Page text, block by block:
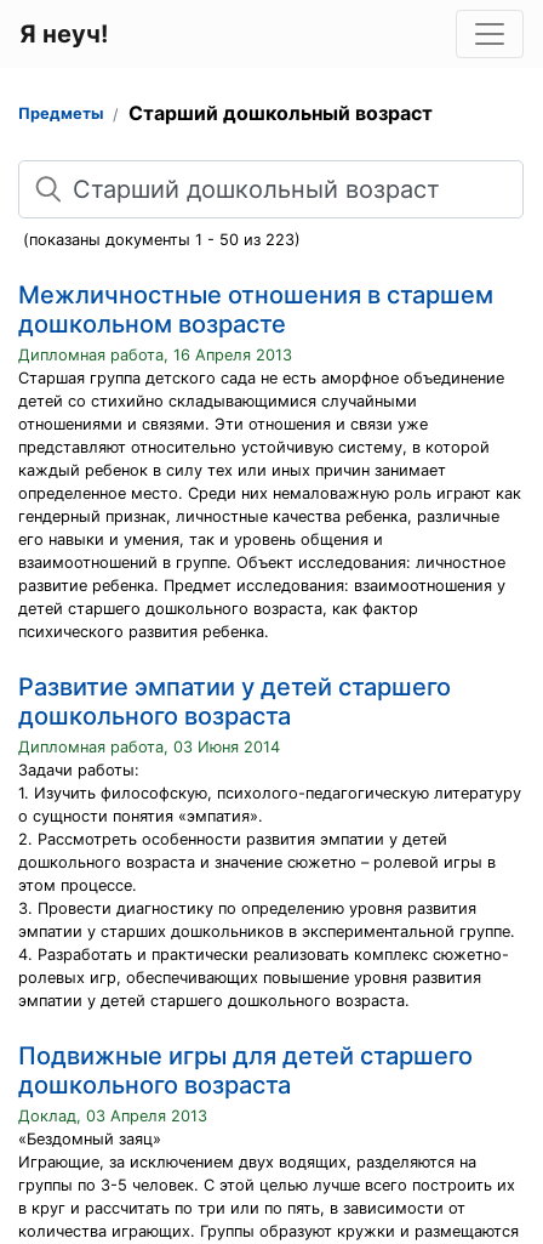
Я неуч!
Предметы Старший дошкольный возраст
Поиск
(показаны документы 1 - 50 из 223)
Межличностные отношения в старшем
дошкольном возрасте
Дипломная работа, 16 Апреля 2013
Старшая группа детского сада не есть аморфное объединение
детей со стихийно складывающимися случайными
отношениями и связями. Эти отношения и связи уже
представляют относительно устойчивую систему, в которой
каждый ребенок в силу тех или иных причин занимает
определенное место. Среди них немаловажную роль играют как
гендерный признак, личностные качества ребенка, различные
его навыки и умения, так и уровень общения и
взаимоотношений в группе. Объект исследования: личностное
развитие ребенка. Предмет исследования: взаимоотношения у
детей старшего дошкольного возраста, как фактор
психического развития ребенка.
Развитие эмпатии у детей старшего
дошкольного возраста
Дипломная работа, 03 Июня 2014
Задачи работы:
1. Изучить философскую, психолого-педагогическую литературу
о сущности понятия «эмпатия».
2. Рассмотреть особенности развития эмпатии у детей
дошкольного возраста и значение сюжетно – ролевой игры в
этом процессе.
3. Провести диагностику по определению уровня развития
эмпатии у старших дошкольников в экспериментальной группе.
4. Разработать и практически реализовать комплекс сюжетно-
ролевых игр, обеспечивающих повышение уровня развития
эмпатии у детей старшего дошкольного возраста.
Подвижные игры для детей старшего
дошкольного возраста
Доклад, 03 Апреля 2013
«Бездомный заяц»
Играющие, за исключением двух водящих, разделяются на
группы по 3-5 человек. С этой целью лучше всего построить их
в круг и рассчитать по три или по пять, в зависимости от
количества играющих. Группы образуют кружки и размещаются